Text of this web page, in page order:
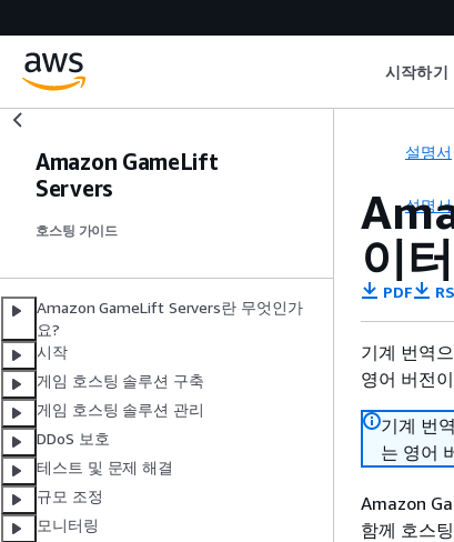
시작하기
Amazon GameLift
Servers
호스팅 가이드
Amazon GameLift Servers란 무엇인가
요?
시작
게임 호스팅 솔루션 구축
게임 호스팅 솔루션 관리
DDoS 보호
테스트 및 문제 해결
규모 조정
모니터링
설명서
설명서
이
PDF
기계 번역
영어 버전
기계 번
는 영어
Amazon
함께 호스